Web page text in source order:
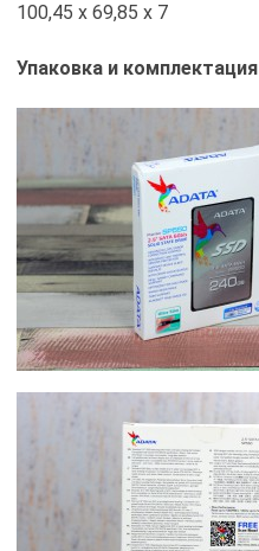
100,45 х 69,85 х 7
Упаковка и комплектация